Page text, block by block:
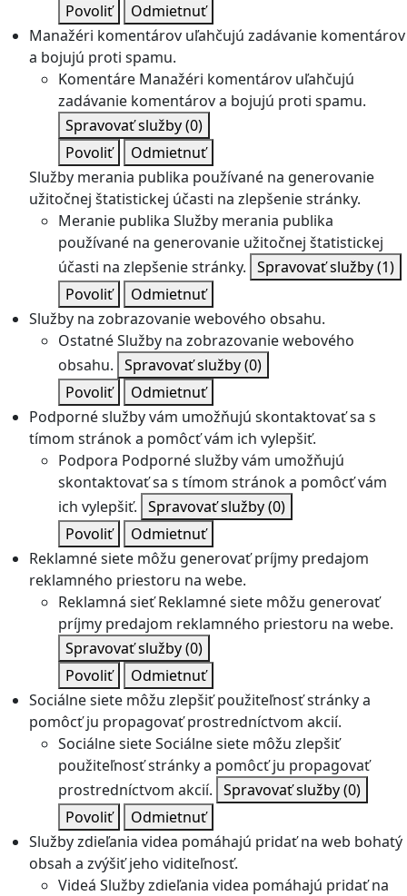
Povoliť
Odmietnuť
Manažéri komentárov uľahčujú zadávanie komentárov
a bojujú proti spamu.
Komentáre Manažéri komentárov uľahčujú
zadávanie komentárov a bojujú proti spamu.
Spravovať služby(0)
Povoliť
Odmietnuť
Služby merania publika používané na generovanie
užitočnej štatistickej účasti na zlepšenie stránky.
Meranie publika Služby merania publika
používané na generovanie užitočnej štatistickej
účasti na zlepšenie stránky. Spravovať služby(1)
Povoliť
Odmietnuť
Služby na zobrazovanie webového obsahu.
OstatnéSlužby na zobrazovanie webového
obsahu. Spravovať služby(0)
Povoliť
Odmietnuť
Podporné služby vám umožňujú skontaktovať sa s
tímom stránok a pomôcť vám ich vylepšiť.
Podpora Podporné služby vám umožňujú
skontaktovať sa s tímom stránok a pomôcť vám
ich vylepšiť. Spravovať služby(0)
Povoliť
Odmietnuť
Reklamné siete môžu generovať príjmy predajom
reklamného priestoru na webe.
Reklamná sieť Reklamné siete môžu generovať
príjmy predajom reklamného priestoru na webe.
Spravovať služby(0)
Povoliť
Odmietnuť
Sociálne siete môžu zlepšiť použiteľnosť stránky a
pomôcť ju propagovať prostredníctvom akcií.
Sociálne sieteSociálne siete môžu zlepšiť
použiteľnosť stránky a pomôcť ju propagovať
prostredníctvom akcií. Spravovať služby(0)
Povoliť
Odmietnuť
Služby zdieľania videa pomáhajú pridať na web bohatý
obsah a zvýšiť jeho viditeľnosť.
Videá Služby zdieľania videa pomáhajú pridať na